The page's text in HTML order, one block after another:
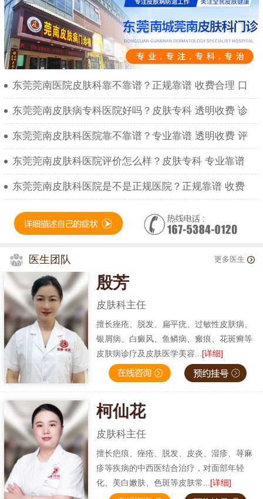
东莞莞南医院皮肤科靠不靠谱？正规靠谱 收费合理 口
东莞莞南皮肤病专科医院好吗？皮肤专科 透明收费 诊
东莞莞南皮肤科医院靠不靠谱？专业靠谱 透明收费 评
东莞莞南皮肤科医院评价怎么样？皮肤专科 专业靠谱
东莞莞南皮肤科医院是不是正规医院？正规靠谱 收费
医生团队 更多医生
殷芳
皮肤科主任
擅长痤疮、脱发、扁平疣、过敏性皮肤病、
银屑病、白癜风、鱼鳞病、瘢痕、花斑癣等
皮肤病诊疗及皮肤医学美容... [详细]
柯仙花
皮肤科主任
擅长疤痕、痤疮、脱发、皮炎、湿疹、荨麻
疹等疾病的中西医结合治疗，对面部年轻
化、美白嫩肤、色斑等皮肤常... [详细]